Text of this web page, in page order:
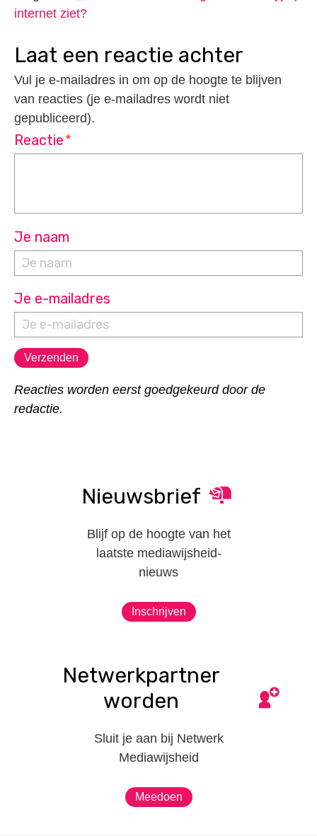
internet ziet?
laat een reactie achter
Vul je e-mailadres in om op de hoogte te blijven
van reacties (je e-mailadres wordt niet
gepubliceerd).
Reactie*
Je naam
Je e-mailadres
Reacties worden eerst goedgekeurd door de
redactie.
Nieuwsbrief
Blijf op de hoogte van het
laatste mediawijsheid-
nieuws
Inschrijven
Netwerkpartner
worden
Sluit je aan bij Netwerk
Mediawijsheid
Meedoen